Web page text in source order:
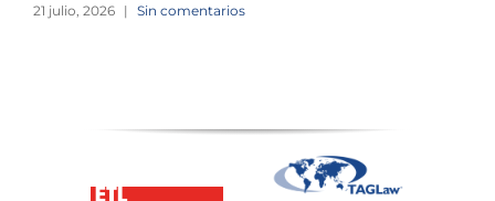
21 julio, 2026 | Sin comentarios